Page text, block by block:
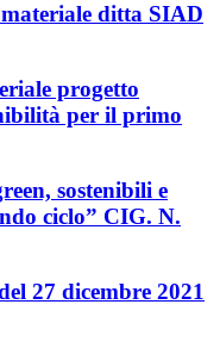
ditta SIAD
progetto
per il primo
sostenibili e
ciclo” CIG. N.
27 dicembre 2021